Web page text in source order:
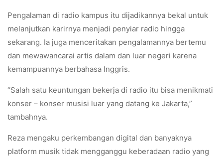
Pengalaman di radio kampus itu dijadikannya bekal untuk
melanjutkan karirnya menjadi penyiar radio hingga
sekarang. Ia juga menceritakan pengalamannya bertemu
dan mewawancarai artis dalam dan luar negeri karena
kemampuannya berbahasa Inggris.
“Salah satu keuntungan bekerja di radio itu bisa menikmati
konser – konser musisi luar yang datang ke Jakarta,”
tambahnya.
Reza mengaku perkembangan digital dan banyaknya
platform musik tidak mengganggu keberadaan radio yang